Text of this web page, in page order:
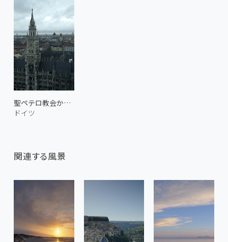
聖ペテロ教会からの眺め
ドイツ
関連する風景